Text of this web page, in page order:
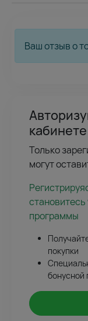
Ваш отзыв о
кабинете
Только
могут
программы
покупки